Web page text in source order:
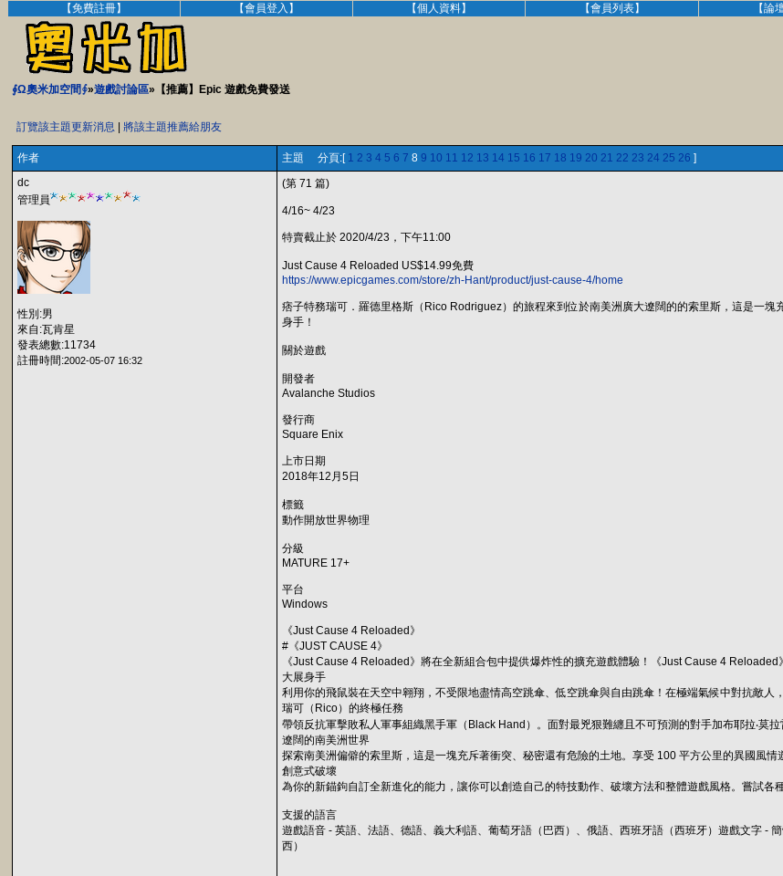
【免費註冊】 【會員登入】 【個人資料】 【會員列表】 【論
∮Ω奧米加空間∮»遊戲討論區»【推薦】Epic 遊戲免費發送
訂覽該主題更新消息 將該主題推薦給朋友
作者 主題 分頁:[ 1 2 3 4 5 6 7 8 9 10 11 12 13 14 15 16 17 18 19 20 21 22 23 24 25 26 ]
dc
管理員
性別:男
來自:瓦肯星
發表總數:11734
註冊時間:2002-05-07 16:32
(第 71 篇)
4/16~ 4/23
特賣截止於 2020/4/23，下午11:00
Just Cause 4 Reloaded US$14.99免費
https://www.epicgames.com/store/zh-Hant/product/just-cause-4/home
痞子特務瑞可．羅德里格斯（Rico Rodriguez）的旅程來到位於南美洲廣大遼闊的的索里斯，這是一
身手！
關於遊戲
開發者
Avalanche Studios
發行商
Square Enix
上市日期
2018年12月5日
標籤
動作開放世界物理
分級
MATURE 17+
平台
Windows
《Just Cause 4 Reloaded》
#《JUST CAUSE 4》
《Just Cause 4 Reloaded》將在全新組合包中提供爆炸性的擴充遊戲體驗！《Just Cause 4
大展身手
利用你的飛鼠裝在天空中翱翔，不受限地盡情高空跳傘、低空跳傘與自由跳傘！在極端氣候中對抗敵人
瑞可（Rico）的終極任務
帶領反抗軍擊敗私人軍事組織黑手軍（Black Hand）。面對最兇狠難纏且不可預測的對手加布耶拉‧莫拉
遼闊的南美洲世界
探索南美洲偏僻的索里斯，這是一塊充斥著衝突、秘密還有危險的土地。享受 100 平方公里的異國風情
創意式破壞
為你的新錨鉤自訂全新進化的能力，讓你可以創造自己的特技動作、破壞方法和整體遊戲風格。嘗試各
支援的語言
遊戲語音 - 英語、法語、德語、義大利語、葡萄牙語（巴西）、俄語、西班牙語（西班牙）遊戲文字 -
西）